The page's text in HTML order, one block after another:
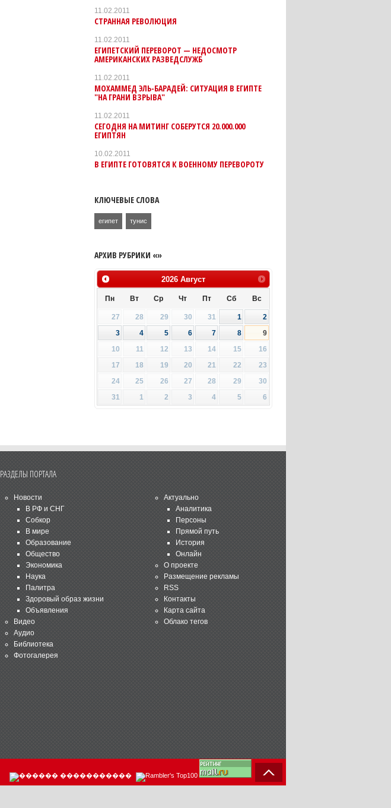
11.02.2011
СТРАННАЯ РЕВОЛЮЦИЯ
11.02.2011
ЕГИПЕТСКИЙ ПЕРЕВОРОТ — НЕДОСМОТР
АМЕРИКАНСКИХ РАЗВЕДСЛУЖБ
11.02.2011
МОХАММЕД ЭЛЬ-БАРАДЕЙ: СИТУАЦИЯ В ЕГИПТЕ
"НА ГРАНИ ВЗРЫВА"
11.02.2011
СЕГОДНЯ НА МИТИНГ СОБЕРУТСЯ 20.000.000
ЕГИПТЯН
10.02.2011
В ЕГИПТЕ ГОТОВЯТСЯ К ВОЕННОМУ ПЕРЕВОРОТУ
КЛЮЧЕВЫЕ СЛОВА
египет тунис
АРХИВ РУБРИКИ «»
2026 Август
Пн Вт Ср Чт Пт Сб Вс
27 28 29 30 31 1
2
3
4 5 6 7 8
9
10
11 12 13 14 15
16
17
18 19 20 21 22
23
24
25 26 27 28 29
30
31
1 2 3 4 5 6
РАЗДЕЛЫ ПОРТАЛА
Новости
В РФ и СНГ
Собкор
В мире
Образование
Общество
Экономика
Наука
Палитра
Здоровый образ жизни
Объявления
Видео
Аудио
Библиотека
Фотогалерея
Актуально
Аналитика
Персоны
Прямой путь
История
Онлайн
О проекте
Размещение рекламы
RSS
Контакты
Карта сайта
Облако тегов